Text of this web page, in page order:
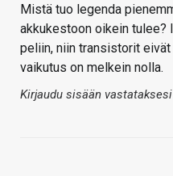
Mistä tuo legenda
akkukestoon oikein tulee?
peliin, niin transistorit
vaikutus on melkein nolla.
Kirjaudu sisään vastataksesi